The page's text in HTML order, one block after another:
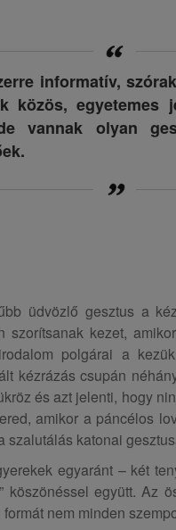
informatív,
közös,
vannak olyan
üdvözlő gesztus a
szorítsanak kezet,
polgárai a
kézrázás csupán
és azt jelenti, hogy
amikor a páncélos
szalutálás katonai
egyaránt – két
köszönéssel együtt. Az
nem minden